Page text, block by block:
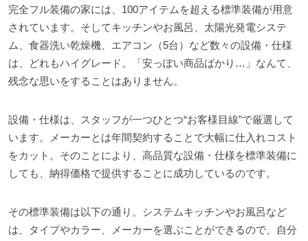
完全フル装備の家には、100アイテムを超える標準装備が用意
されています。そしてキッチンやお風呂、太陽光発電システ
ム、食器洗い乾燥機、エアコン（5台）など数々の設備・仕様
は、どれもハイグレード。「安っぽい商品ばかり…」なんて、
残念な思いをすることはありません。
設備・仕様は、スタッフが一つひとつ“お客様目線”で厳選して
います。メーカーとは年間契約することで大幅に仕入れコスト
をカット。そのことにより、高品質な設備・仕様を標準装備に
しても、納得価格で提供することに成功しているのです。
その標準装備は以下の通り。システムキッチンやお風呂など
は、タイプやカラー、メーカーを選ぶことができるので、自分